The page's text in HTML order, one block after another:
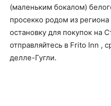
(маленьким бокалом)
просекко родом из
остановку для покупок на
отправляйтесь в Frito Inn ,
делле-Гугли.